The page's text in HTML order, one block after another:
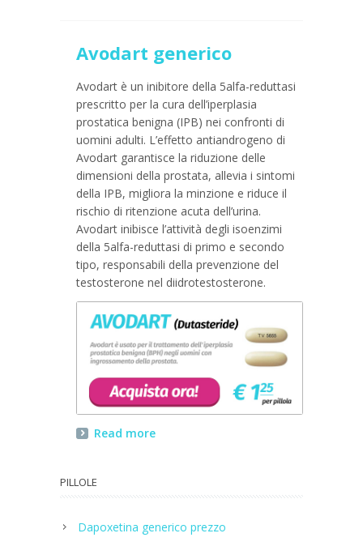
Avodart generico
Avodart è un inibitore della 5alfa-reduttasi
prescritto per la cura dell’iperplasia
prostatica benigna (IPB) nei confronti di
uomini adulti. L’effetto antiandrogeno di
Avodart garantisce la riduzione delle
dimensioni della prostata, allevia i sintomi
della IPB, migliora la minzione e riduce il
rischio di ritenzione acuta dell’urina.
Avodart inibisce l’attività degli isoenzimi
della 5alfa-reduttasi di primo e secondo
tipo, responsabili della prevenzione del
testosterone nel diidrotestosterone.
Read more
PILLOLE
Dapoxetina generico prezzo